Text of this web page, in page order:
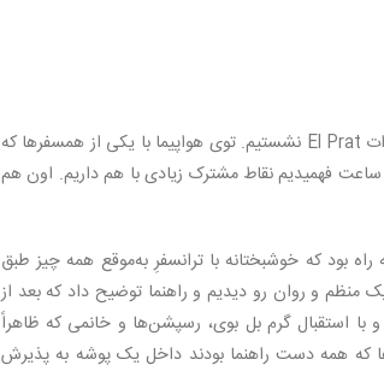
از تهران تا بارسلون نزدیک ۶ ساعت طول کشید و ساعت ۱۱:۵۰ توی فرودگاه ال پرات El Prat نشستیم. توی هواپیما با یکی از همسفرها که
سن و سال بودیم و اون هم مثل من تنها سفر می‌کرد رفیق شدم و توی این ۶ ساعت فهمیدیم نقاط مشترک زیادی با هم داریم. اون هم
شهر، ۲۰ دقیقه راه بود که خوشبختانه با ترانسفرِ به‌موقع همه چیز طبق
منظم و روان رو دیدیم و راهنما توضیح داد که بعد از
با استقبال گرم بل بوی، رسپشن‌ها و خانمی که ظاهراً
که همه دست راهنما بودند داخل یک پوشه به پذیرش